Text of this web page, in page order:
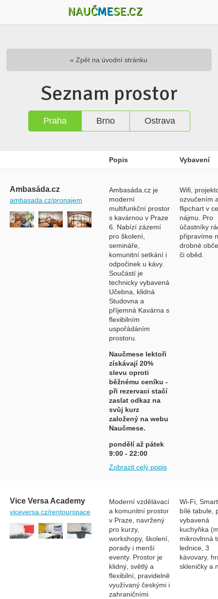
NAUČMESE.CZ
« Zpět na úvodní stránku
Seznam prostor
Praha Brno Ostrava
Popis Vybavení
Ambasáda.cz
ambasada.cz/pronajem
Ambasáda.cz je
moderní
multifunkční prostor
s kavárnou v Praze
6. Nabízí zázemí
pro školení,
semináře,
komunitní setkání i
odpočinek u kávy.
Součástí je
technicky vybavená
Učebna, klidná
Studovna a
příjemná Kavárna s
flexibilním
uspořádáním
prostoru.
Naučmese lektoři
získávají 20%
slevu oproti
běžnému ceníku -
při rezervaci stačí
zaslat odkaz na
svůj kurz
založený na webu
Naučmese.
pondělí až pátek
9:00 - 22:00
Zobrazit celý popis
Wifi,
ozvučením
flipchart v
nájmu. Pro
účastníky
připravíme
drobné
či oběd.
Vice Versa Academy
viceversa.cz/rentourspace
Moderní vzdělávací
a komunitní prostor
v Praze, navržený
pro kurzy,
workshopy, školení,
porady i menší
eventy. Prostor je
klidný, světlý a
flexibilní, pravidelně
využívaný českými i
zahraničními
Wi-Fi,
bílé tabule,
vybavená
kuchyňka
mikrovlnná
lednice, 3
kávovary,
skleničky a